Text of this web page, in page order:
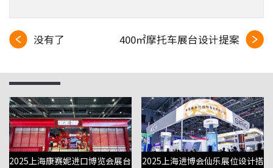
没有了 400㎡摩托车展台设计提案
2025上海康赛妮进口博览会展台
2025上海进博会仙乐展位设计搭